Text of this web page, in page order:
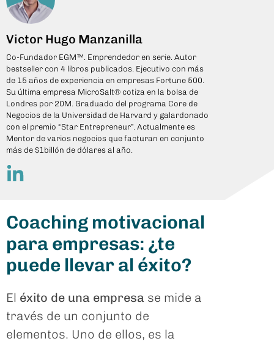
Victor Hugo Manzanilla
Co-Fundador EGM™. Emprendedor en serie. Autor
bestseller con 4 libros publicados. Ejecutivo con más
de 15 años de experiencia en empresas Fortune 500.
Su última empresa MicroSalt® cotiza en la bolsa de
Londres por 20M. Graduado del programa Core de
Negocios de la Universidad de Harvard y galardonado
con el premio “Star Entrepreneur”. Actualmente es
Mentor de varios negocios que facturan en conjunto
más de $1billón de dólares al año.
Coaching motivacional
para empresas: ¿te
puede llevar al éxito?
El éxito de una empresa se mide a
través de un conjunto de
elementos. Uno de ellos, es la